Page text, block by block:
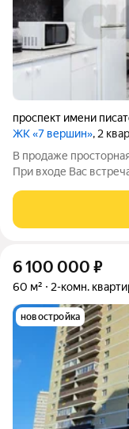
проспект имени
ЖК «7 вершин», 2
В продаже
При входе Вас
расставить мебель
изолированные
6 100 000 ₽
60 м² 2-комн.
новостройка